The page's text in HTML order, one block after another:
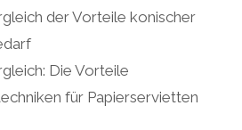
der Vorteile konischer
Die Vorteile
für Papierservietten